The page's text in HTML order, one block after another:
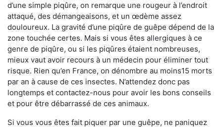
d’une simple piqûre, on remarque une rougeur à l’endroit
attaqué, des démangeaisons, et un œdème assez
douloureux. La gravité d’une piqûre de guêpe dépend de la
zone touchée certes. Mais si vous êtes allergiques à ce
genre de piqûre, ou si les piqûres étaient nombreuses,
mieux vaut avoir recours à un médecin pour éliminer tout
risque. Rien qu’en France, on dénombre au moins15 morts
par an à cause de ces insectes. N’attendez donc pas
longtemps et contactez-nous pour avoir les bons conseils
et pour être débarrassé de ces animaux.
Si vous vous êtes fait piquer par une guêpe, ne paniquez